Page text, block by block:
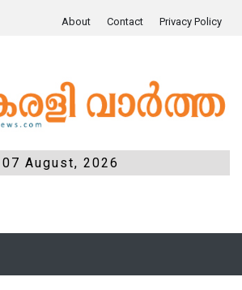
About Contact Privacy Policy
07 August, 2026